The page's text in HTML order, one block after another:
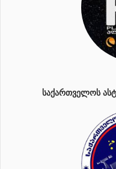
ᲡᲐᲥᲐᲠᲗᲕᲔᲚᲝᲡ